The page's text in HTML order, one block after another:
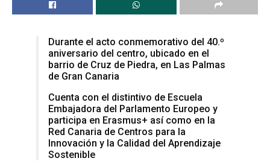
Durante el acto conmemorativo del 40.º
aniversario del centro, ubicado en el
barrio de Cruz de Piedra, en Las Palmas
de Gran Canaria
Cuenta con el distintivo de Escuela
Embajadora del Parlamento Europeo y
participa en Erasmus+ así como en la
Red Canaria de Centros para la
Innovación y la Calidad del Aprendizaje
Sostenible